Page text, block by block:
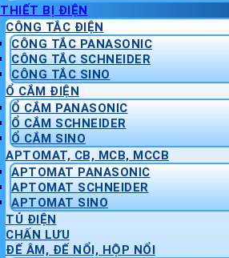
THIẾT BỊ ĐIỆN
CÔNG TẮC ĐIỆN
CÔNG TẮC PANASONIC
CÔNG TẮC SCHNEIDER
CÔNG TẮC SINO
Ổ CẮM ĐIỆN
Ổ CẮM PANASONIC
Ổ CẮM SCHNEIDER
Ổ CẮM SINO
APTOMAT, CB, MCB, MCCB
APTOMAT PANASONIC
APTOMAT SCHNEIDER
APTOMAT SINO
TỦ ĐIỆN
CHẤN LƯU
ĐẾ ÂM, ĐẾ NỔI, HỘP NỔI